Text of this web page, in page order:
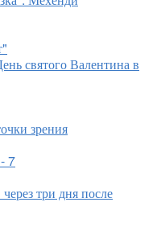
святого Валентина в
зрения
7
три дня после